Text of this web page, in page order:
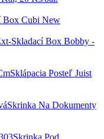
Box Cubi New
Skladací Box Bobby -
Sklápacia Posteľ Juist
Skrinka Na Dokumenty
Skrinka Pod